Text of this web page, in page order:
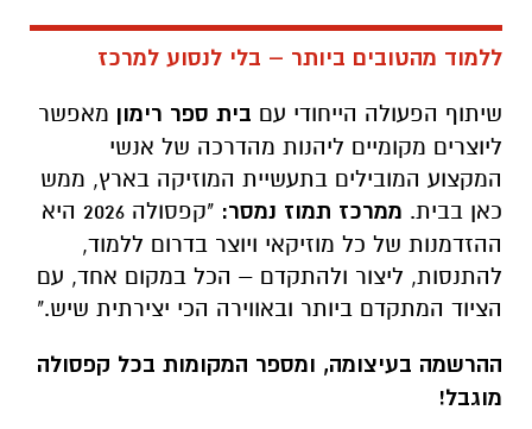
ליוצרים מקומיים ליהנות מהדרכה של אנשי
המקצוע המובילים בתעשיית המוזיקה בארץ, ממש
ההזדמנות של כל מוזיקאי ויוצר בדרום ללמוד,
להתנסות, ליצור ולהתקדם – הכל במקום אחד, עם
הציוד המתקדם ביותר ובאווירה הכי יצירתית שיש."
ההרשמה בעיצומה, ומספר המקומות בכל קפסולה
מוגבל!
לאתר מרכז "תמוז" בלינק
הבא:https://www.tammuz-music.com/courses